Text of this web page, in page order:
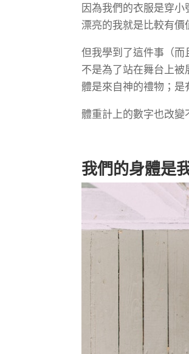
因為我們的衣服是穿
漂亮的我就是比較有價
但我學到了這件事（
不是為了站在舞台上
體是來自神的禮物；是
體重計上的數字也改變
我們的身體是